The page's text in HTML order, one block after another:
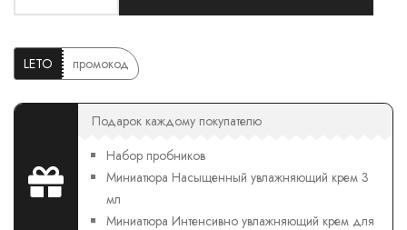
LETO промокод
Подарок каждому покупателю
Набор пробников
Миниатюра Насыщенный увлажняющий крем 3
мл
Миниатюра Интенсивно увлажняющий крем для